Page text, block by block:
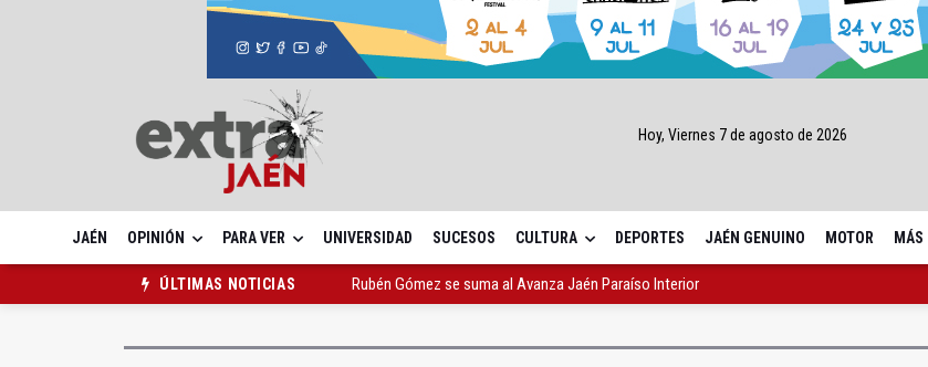
Hoy, Viernes 7 de agosto de 2026
JAÉN OPINIÓN PARA VER UNIVERSIDAD SUCESOS CULTURA DEPORTES JAÉN GENUINO MOTOR MÁS
ÚLTIMAS NOTICIAS
Rubén Gómez se suma al Avanza Jaén Paraíso Interior
Quesada celebra este sábado una nueva jornada de Orgullo